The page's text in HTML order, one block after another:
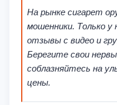
На рынке сигарет
мошенники. Только
отзывы с видео и
Берегите свои
соблазняйтесь на
цены.